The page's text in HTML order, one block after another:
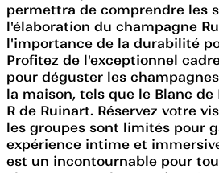
permettra de comprendre les
l'élaboration du champagne
l'importance de la durabilité
Profitez de l'exceptionnel
pour déguster les
la maison, tels que le Blanc de
R de Ruinart. Réservez votre
les groupes sont limités pour
expérience intime et
est un incontournable pour